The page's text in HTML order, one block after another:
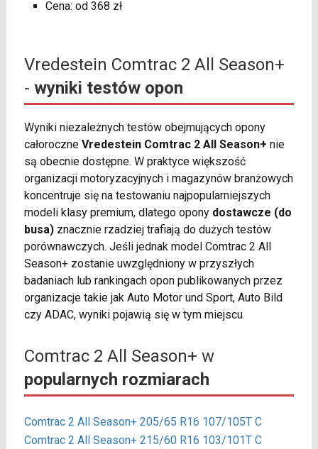
Cena: od 368 zł
Vredestein Comtrac 2 All Season+
- wyniki testów opon
Wyniki niezależnych testów obejmujących opony
całoroczne Vredestein Comtrac 2 All Season+ nie
są obecnie dostępne. W praktyce większość
organizacji motoryzacyjnych i magazynów branżowych
koncentruje się na testowaniu najpopularniejszych
modeli klasy premium, dlatego opony dostawcze (do
busa)znacznie rzadziej trafiają do dużych testów
porównawczych. Jeśli jednak model Comtrac 2 All
Season+ zostanie uwzględniony w przyszłych
badaniach lub rankingach opon publikowanych przez
organizacje takie jak Auto Motor und Sport, Auto Bild
czy ADAC, wyniki pojawią się w tym miejscu.
Comtrac 2 All Season+ w
popularnych rozmiarach
Comtrac 2 All Season+ 205/65 R16 107/105T C
Comtrac 2 All Season+ 215/60 R16 103/101T C